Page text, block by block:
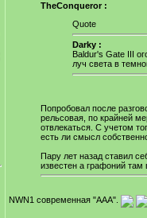
TheConqueror :
Quote
Darky :
Baldur's Gate III
луч света в
Попробовал после
рельсовая, по крайней
отвлекаться. С учетом
есть ли смысл
Пару лет назад ставил
известен а графоний там
NWN1 современная "ААА".